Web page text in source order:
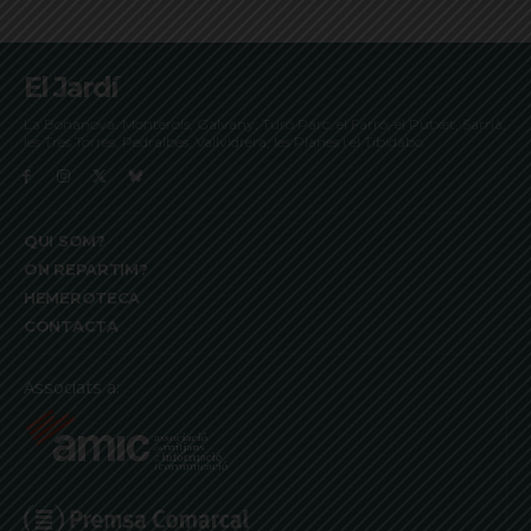
El Jardí
La Bonanova, Monterols, Galvany, Turó Parc, el Farró, el Putxet, Sarrià,
les Tres Torres, Pedralbes, Vallvidrera, les Planes i el Tibidabo
QUI SOM?
ON REPARTIM?
HEMEROTECA
CONTACTA
Associats a: